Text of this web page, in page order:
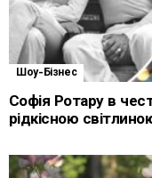
Шоу-Бізнес
Софія Ротару в
рідкісною